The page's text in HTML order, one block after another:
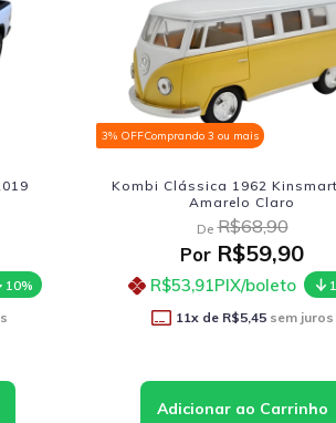
1962 Kinsmart 1:32
PIX/boleto
10%
x de
3% OFF
Ram
12x